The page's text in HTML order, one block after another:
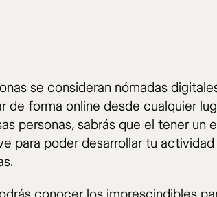
se consideran nómadas
de forma online desde cualquier
personas, sabrás que el tener un
para poder desarrollar tu